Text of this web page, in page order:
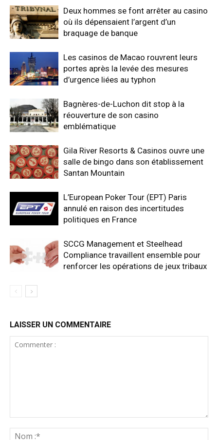
Deux hommes se font arrêter au casino
où ils dépensaient l’argent d’un
braquage de banque
Les casinos de Macao rouvrent leurs
portes après la levée des mesures
d’urgence liées au typhon
Bagnères-de-Luchon dit stop à la
réouverture de son casino
emblématique
Gila River Resorts & Casinos ouvre une
salle de bingo dans son établissement
Santan Mountain
L’European Poker Tour (EPT) Paris
annulé en raison des incertitudes
politiques en France
SCCG Management et Steelhead
Compliance travaillent ensemble pour
renforcer les opérations de jeux tribaux
LAISSER UN COMMENTAIRE